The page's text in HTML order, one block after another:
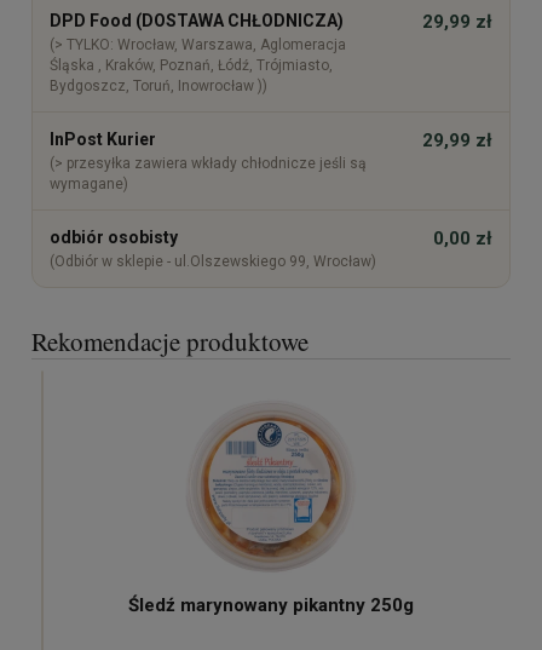
DPD Food (DOSTAWA CHŁODNICZA)
(> TYLKO: Wrocław, Warszawa, Aglomeracja
Śląska , Kraków, Poznań, Łódź, Trójmiasto,
Bydgoszcz, Toruń, Inowrocław ))
29,99 zł
InPost Kurier
(> przesyłka zawiera wkłady chłodnicze jeśli są
wymagane)
29,99 zł
odbiór osobisty
(Odbiór w sklepie - ul.Olszewskiego 99, Wrocław)
0,00 zł
Rekomendacje produktowe
Śledź marynowany pikantny 250g